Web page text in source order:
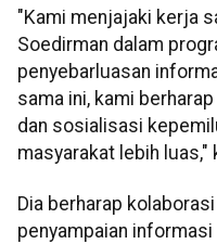
"Kami menjajaki kerja
Soedirman dalam
penyebarluasan
sama ini, kami
dan sosialisasi
masyarakat lebih luas,"
Dia berharap
penyampaian